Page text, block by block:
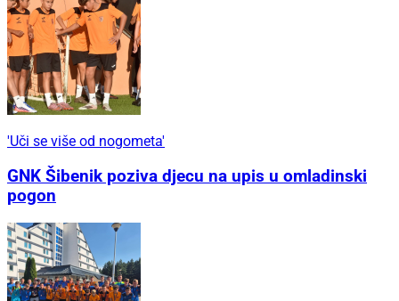
'Uči se više od nogometa'
GNK Šibenik poziva djecu na upis u omladinski
pogon